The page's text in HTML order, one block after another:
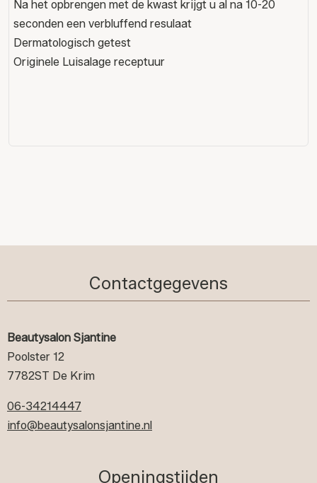
Na het opbrengen met de kwast krijgt u al na 10-20
seconden een verbluffend resulaat
Dermatologisch getest
Originele Luisalage receptuur
Contactgegevens
Beautysalon Sjantine
Poolster 12
7782ST De Krim
06-34214447
info@beautysalonsjantine.nl
Openingstijden